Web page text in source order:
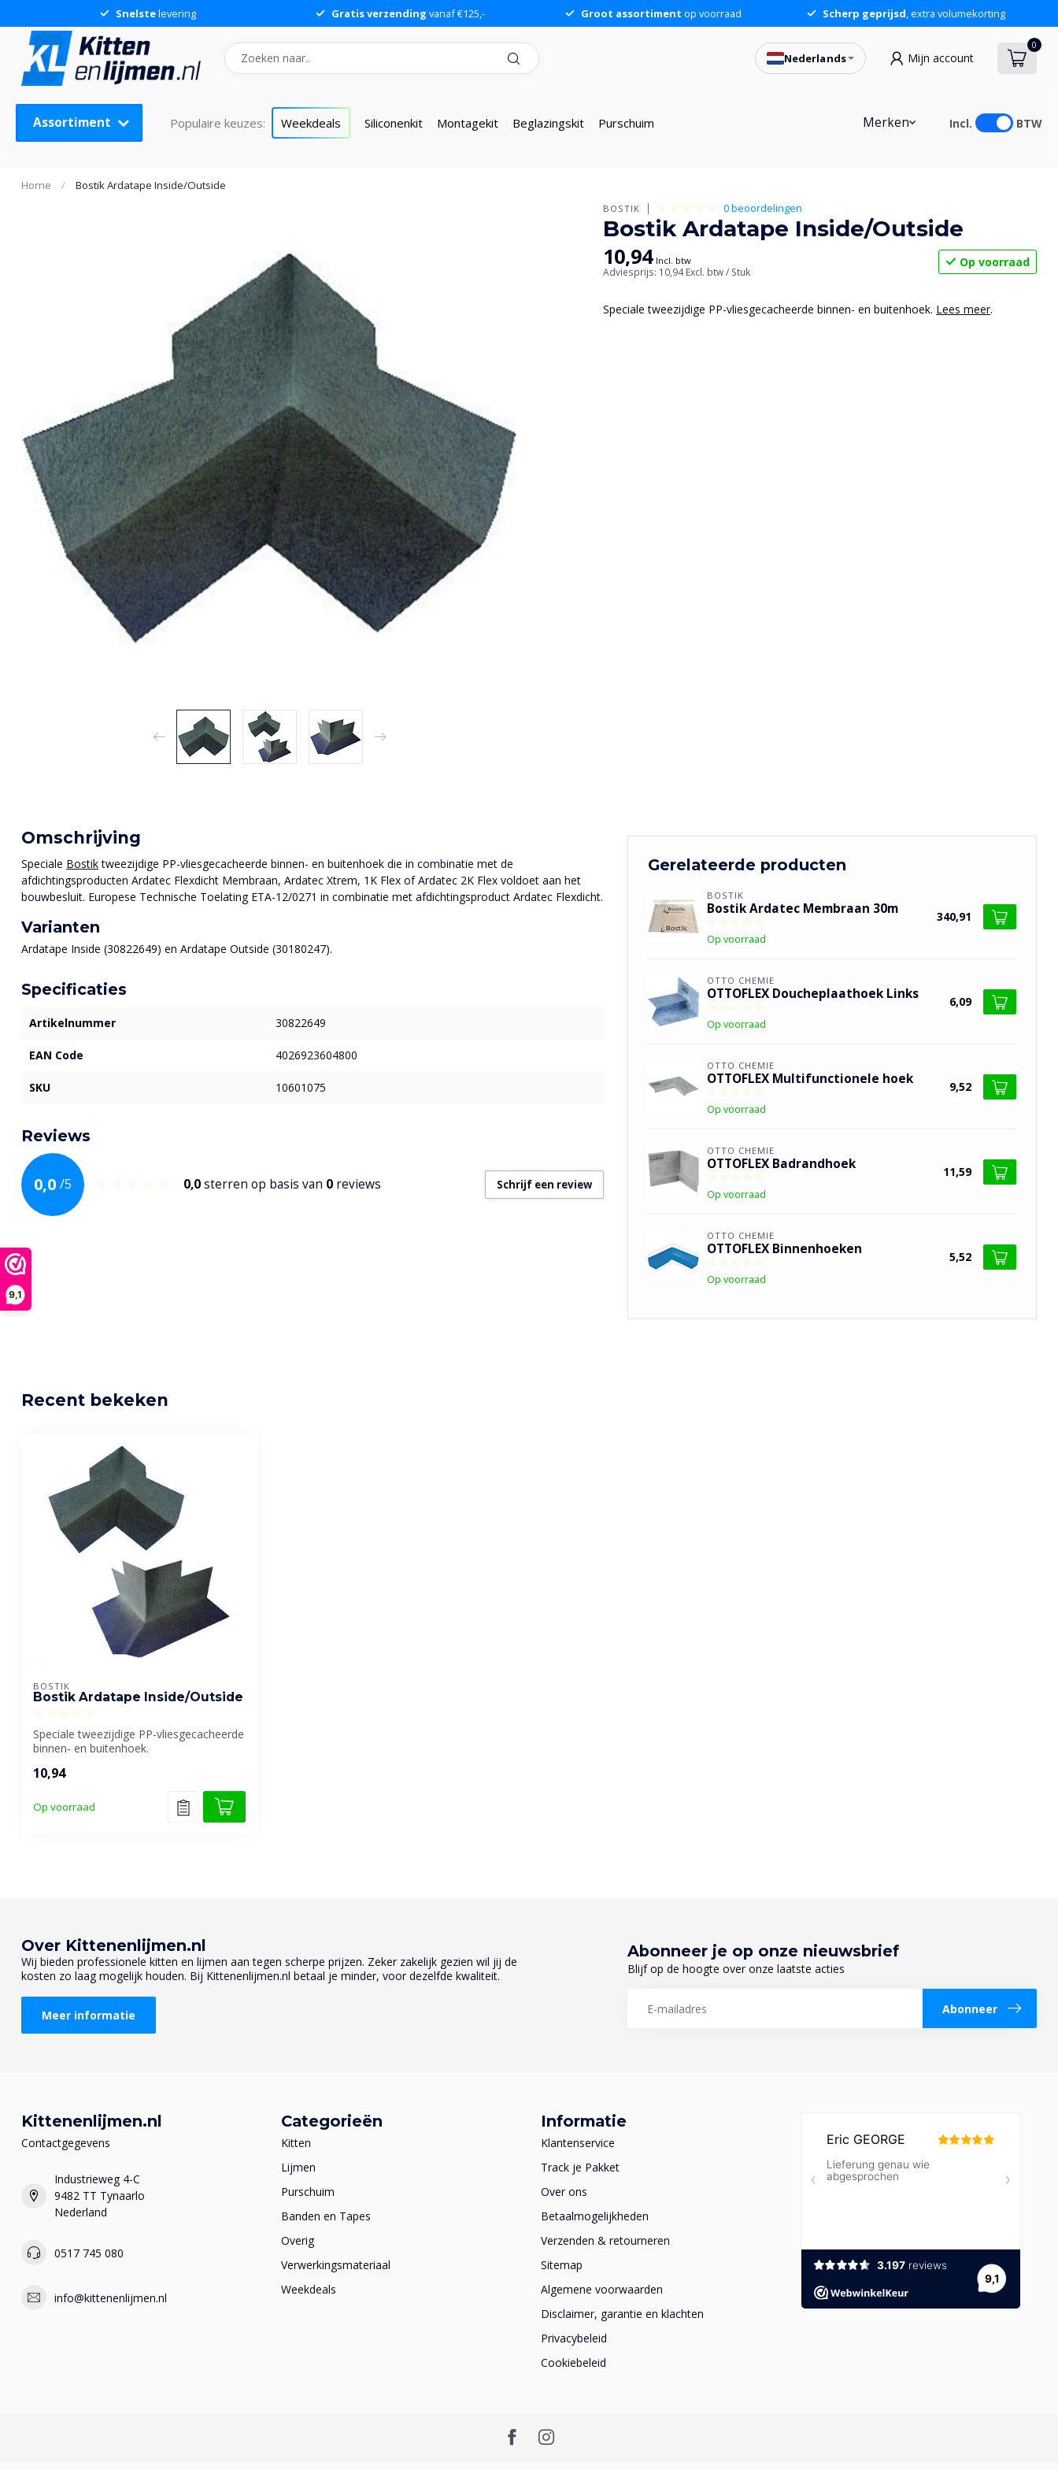
9,1
Snelstelevering Gratis verzending vanaf €125,- Groot assortiment op voorraad Scherp geprijsd, extra volumekorting
Nederlands Mijn account
0
Assortiment Populaire keuzes: Weekdeals Siliconenkit Montagekit Beglazingskit Purschuim Merken Incl. BTW
Home / Bostik Ardatape Inside/Outside
Bostik Ardatape Inside/Outside 10,94 In winkelwagen
BOSTIK 0 beoordelingen
Bostik Ardatape Inside/Outside
10,94 Incl. btw
Adviesprijs: 10,94Excl. btw/ Stuk
Op voorraad
Speciale tweezijdige PP-vliesgecacheerde binnen- en buitenhoek. Lees meer.
Omschrijving
Speciale Bostiktweezijdige PP-vliesgecacheerde binnen- en buitenhoek die in combinatie met de
afdichtingsproducten Ardatec Flexdicht Membraan, Ardatec Xtrem, 1K Flex of Ardatec 2K Flex voldoet aan het
bouwbesluit. Europese Technische Toelating ETA-12/0271 in combinatie met afdichtingsproduct Ardatec Flexdicht.
Varianten
Ardatape Inside (30822649) en Ardatape Outside (30180247).
Specificaties
Artikelnummer 30822649
EAN Code 4026923604800
SKU 10601075
Reviews
0,0 /5 0,0sterren op basis van 0 reviews Schrijf een review
Gerelateerde producten
BOSTIK
Bostik Ardatec Membraan 30m
Op voorraad
340,91
OTTO CHEMIE
OTTOFLEX Doucheplaathoek Links
Op voorraad
6,09
OTTO CHEMIE
OTTOFLEX Multifunctionele hoek
Op voorraad
9,52
OTTO CHEMIE
OTTOFLEX Badrandhoek
Op voorraad
11,59
OTTO CHEMIE
OTTOFLEX Binnenhoeken
Op voorraad
5,52
Recent bekeken
BOSTIK
Bostik Ardatape Inside/Outside
Speciale tweezijdige PP-vliesgecacheerde
binnen- en buitenhoek.
10,94
Op voorraad
Over Kittenenlijmen.nl
Wij bieden professionele kitten en lijmen aan tegen scherpe prijzen. Zeker zakelijk gezien wil jij de
kosten zo laag mogelijk houden. Bij Kittenenlijmen.nl betaal je minder, voor dezelfde kwaliteit.
Meer informatie
Abonneer je op onze nieuwsbrief
Blijf op de hoogte over onze laatste acties
Abonneer
Kittenenlijmen.nl
Contactgegevens
Industrieweg 4-C
9482 TT Tynaarlo
Nederland
0517 745 080
info@kittenenlijmen.nl
Categorieën
Kitten
Lijmen
Purschuim
Banden en Tapes
Overig
Verwerkingsmateriaal
Weekdeals
Informatie
Klantenservice
Track je Pakket
Over ons
Betaalmogelijkheden
Verzenden & retourneren
Sitemap
Algemene voorwaarden
Disclaimer, garantie en klachten
Privacybeleid
Cookiebeleid